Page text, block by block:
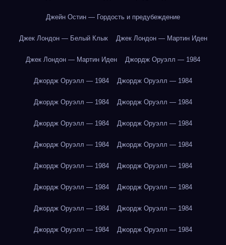
Джейн Остин — Гордость и предубеждение
Джек Лондон — Белый Клык Джек Лондон — Мартин Иден
Джек Лондон — Мартин Иден Джордж Оруэлл — 1984
Джордж Оруэлл — 1984 Джордж Оруэлл — 1984
Джордж Оруэлл — 1984 Джордж Оруэлл — 1984
Джордж Оруэлл — 1984 Джордж Оруэлл — 1984
Джордж Оруэлл — 1984 Джордж Оруэлл — 1984
Джордж Оруэлл — 1984 Джордж Оруэлл — 1984
Джордж Оруэлл — 1984 Джордж Оруэлл — 1984
Джордж Оруэлл — 1984 Джордж Оруэлл — 1984
Джордж Оруэлл — 1984 Джордж Оруэлл — 1984